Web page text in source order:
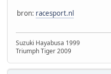
bron: racesport.nl
Suzuki Hayabusa 1999
Triumph Tiger 2009